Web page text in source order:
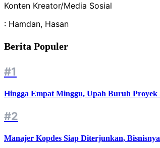
Konten Kreator/Media Sosial
: Hamdan, Hasan
Berita Populer
#1
Hingga Empat Minggu, Upah Buruh
#2
Manajer Kopdes Siap Diterjunkan,